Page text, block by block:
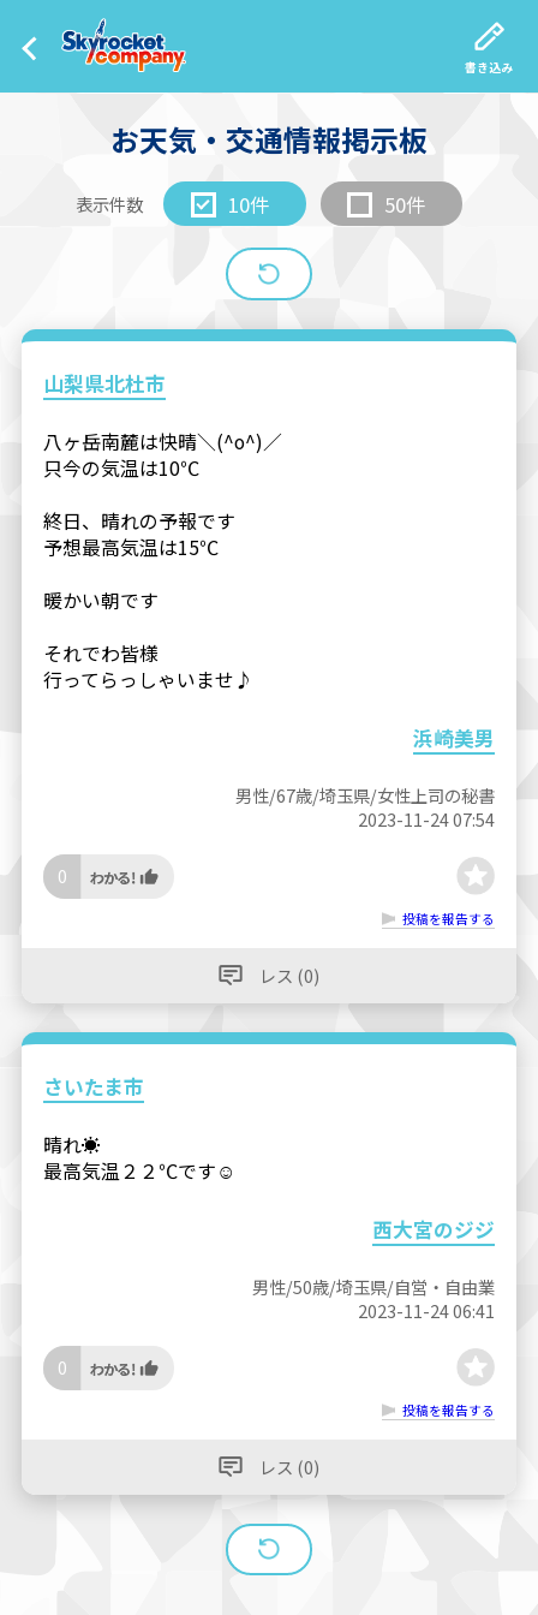
書き込み
お天気・交通情報掲示板
表示件数 10件 50件
山梨県北杜市
八ヶ岳南麓は快晴＼(^o^)／
只今の気温は10℃
終日、晴れの予報です
予想最高気温は15℃
暖かい朝です
それでわ皆様
行ってらっしゃいませ♪
浜崎美男
男性/67歳/埼玉県/女性上司の秘書
2023-11-24 07:54
0
投稿を報告する
レス (0)
さいたま市
晴れ☀
最高気温２２℃です☺
西大宮のジジ
男性/50歳/埼玉県/自営・自由業
2023-11-24 06:41
0
投稿を報告する
レス (0)